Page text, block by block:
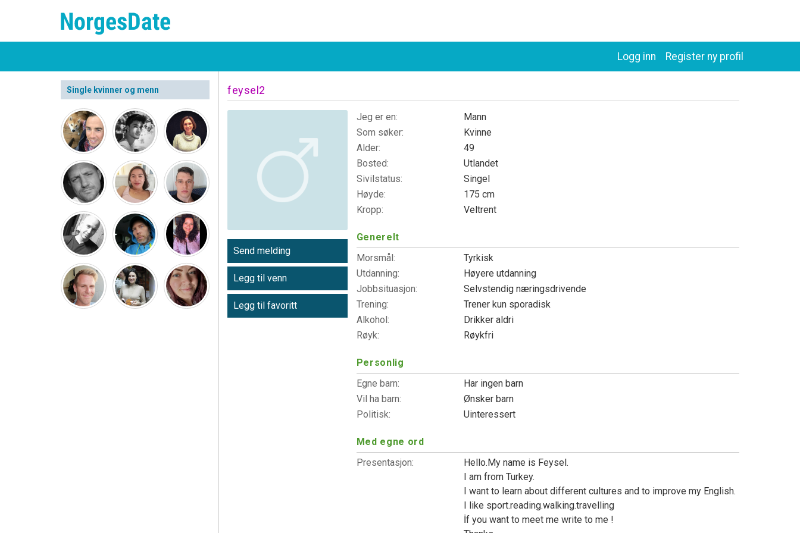
Register ny profil
Logg inn
Single kvinner og menn feysel2
Send melding
Legg til venn
Legg til favoritt
Jeg er en:
Mann
Som søker:
Kvinne
Alder:
49
Bosted:
Utlandet
Sivilstatus:
Singel
Høyde:
175 cm
Kropp:
Veltrent
Generelt
Morsmål:
Tyrkisk
Utdanning:
Høyere utdanning
Jobbsituasjon:
Selvstendig næringsdrivende
Trening:
Trener kun sporadisk
Alkohol:
Drikker aldri
Røyk:
Røykfri
Personlig
Egne barn:
Har ingen barn
Vil ha barn:
Ønsker barn
Politisk:
Uinteressert
Med egne ord
Presentasjon:
Hello.My name is Feysel.
I am from Turkey.
I want to learn about different cultures and to improve my English.
I like sport.reading.walking.travelling
İf you want to meet me write to me !